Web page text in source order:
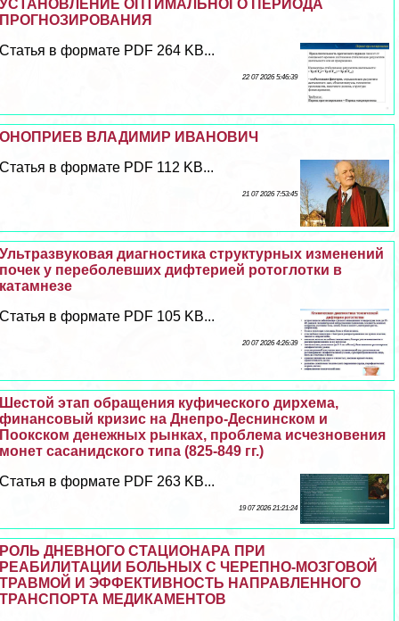
УСТАНОВЛЕНИЕ ОПТИМАЛЬНОГО ПЕРИОДА
ПРОГНОЗИРОВАНИЯ
Статья в формате PDF 264 KB...
22 07 2026 5:46:39
ОНОПРИЕВ ВЛАДИМИР ИВАНОВИЧ
Статья в формате PDF 112 KB...
21 07 2026 7:53:45
Ультразвуковая диагностика структурных изменений
почек у переболевших дифтерией ротоглотки в
катамнезе
Статья в формате PDF 105 KB...
20 07 2026 4:26:39
Шестой этап обращения куфического дирхема,
финансовый кризис на Днепро-Деснинском и
Поокском денежных рынках, проблема исчезновения
монет сасанидского типа (825-849 гг.)
Статья в формате PDF 263 KB...
19 07 2026 21:21:24
РОЛЬ ДНЕВНОГО СТАЦИОНАРА ПРИ
РЕАБИЛИТАЦИИ БОЛЬНЫХ С ЧЕРЕПНО-МОЗГОВОЙ
ТРАВМОЙ И ЭФФЕКТИВНОСТЬ НАПРАВЛЕННОГО
ТРАНСПОРТА МЕДИКАМЕНТОВ